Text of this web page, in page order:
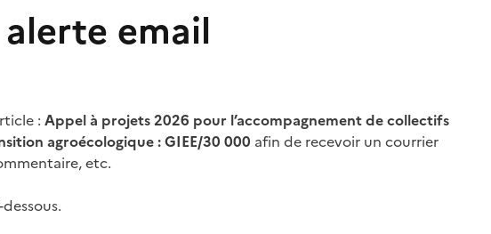
email
: Appel à projets 2026 pour l’accompagnement de collectifs
agroécologique : GIEE/30 000 afin de recevoir un courrier
etc.